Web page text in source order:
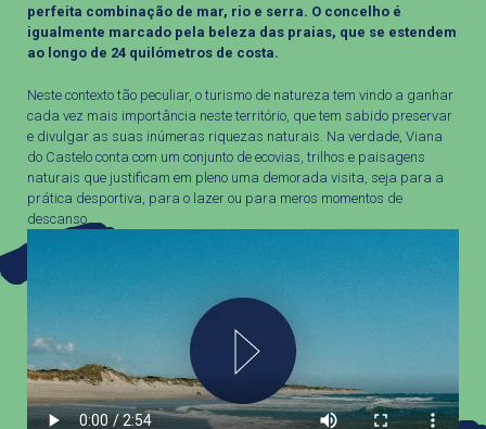
perfeita combinação de mar, rio e serra. O concelho é
igualmente marcado pela beleza das praias, que se estendem
ao longo de 24 quilómetros de costa.
Neste contexto tão peculiar, o turismo de natureza tem vindo a ganhar
cada vez mais importância neste território, que tem sabido preservar
e divulgar as suas inúmeras riquezas naturais. Na verdade, Viana
do Castelo conta com um conjunto de ecovias, trilhos e paisagens
naturais que justificam em pleno uma demorada visita, seja para a
prática desportiva, para o lazer ou para meros momentos de
descanso.